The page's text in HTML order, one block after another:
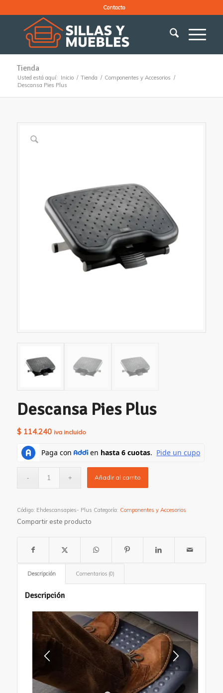
Contacto
Tienda
Usted está aquí: Inicio / Tienda / Componentes y Accesorios /
Descansa Pies Plus
Descansa Pies Plus
$114.240 iva incluido
Añadir al carrito
Código: Ehdescansapies- Plus Categoría: Componentes y Accesorios
Compartir este producto
Descripción Comentarios (0)
Descripción